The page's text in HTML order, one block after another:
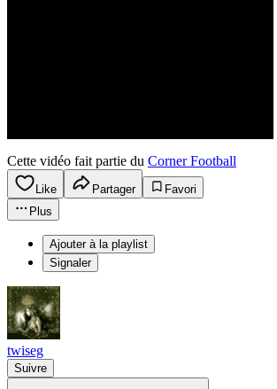
Cette vidéo fait partie du Corner Football
Like Partager
Favori
Plus
Ajouter à la playlist
Signaler
twiseg
Suivre